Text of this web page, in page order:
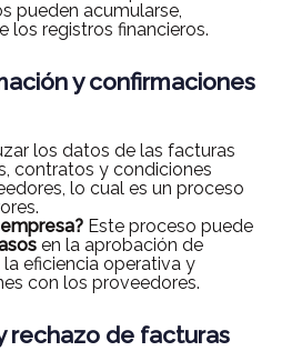
pueden acumularse,
los registros financieros.
y confirmaciones
los datos de las facturas
contratos y condiciones
lo cual es un proceso
Este proceso puede
en la aprobación de
eficiencia operativa y
con los proveedores.
rechazo de facturas